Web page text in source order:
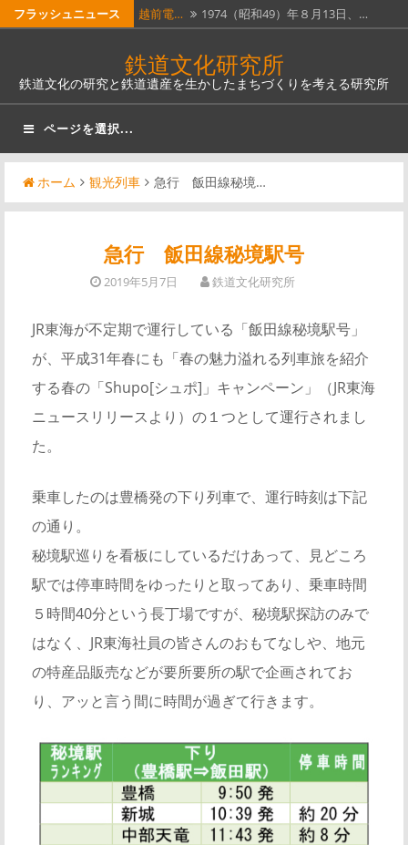
ス
ッ
フラッシュニュース 越前電… 1974（昭和49）年８月13日、…
ホーム… 昭和51年４月１日に全線廃止となっ…
瓦版「… 明治５年（1872）６月12日（旧…
で…
奈良線… JR西日本奈良線稲荷駅は、明治12…
鉄道文化研究所
鉄道文化の研究と鉄道遺産を生かしたまちづくりを考える研究所
ページを選択...
ホーム 観光列車 急行 飯田線秘境…
急行 飯田線秘境駅号
2019年5月7日 鉄道文化研究所
JR東海が不定期で運行している「飯田線秘境駅号」
が、平成31年春にも「春の魅力溢れる列車旅を紹介
する春の「Shupo[シュポ]」キャンペーン」（JR東海
ニュースリリースより）の１つとして運行されまし
た。
乗車したのは豊橋発の下り列車で、運行時刻は下記
の通り。
秘境駅巡りを看板にしているだけあって、見どころ
駅では停車時間をゆったりと取ってあり、乗車時間
５時間40分という長丁場ですが、秘境駅探訪のみで
はなく、JR東海社員の皆さんのおもてなしや、地元
の特産品販売などが要所要所の駅で企画されてお
り、アッと言う間に時間が過ぎて行きます。